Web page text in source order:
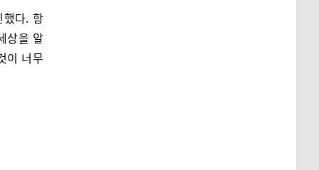
했다. 함
상을 알
이 너무